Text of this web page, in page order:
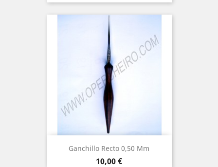
Ganchillo Recto 0,50 Mm
Precio
10,00 €